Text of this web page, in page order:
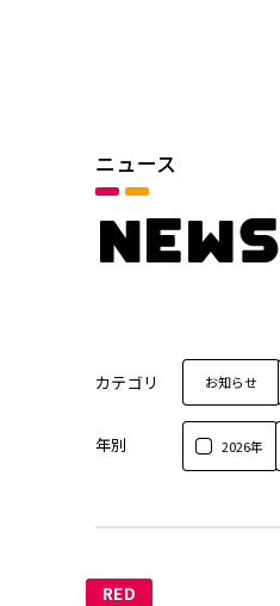
ニュース
NEWS
カテゴリ お知らせ
年別 2026年
RED